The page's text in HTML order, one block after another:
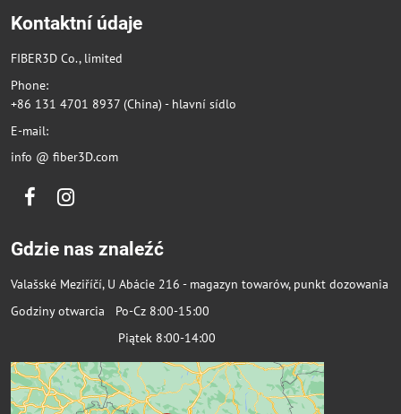
Kontaktní údaje
FIBER3D Co., limited
Phone:
+86 131 4701 8937 (China) - hlavní sídlo
E-mail:
info @ fiber3D.com
FacebookInstagram
Gdzie nas znaleźć
Valašské Meziříčí, U Abácie 216 - magazyn towarów, punkt dozowania
Godziny otwarcia Po-Cz 8:00-15:00
Piątek 8:00-14:00